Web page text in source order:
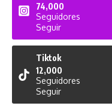
74,000
Seguidores
Seguir
Tiktok
12,000
Seguidores
Seguir